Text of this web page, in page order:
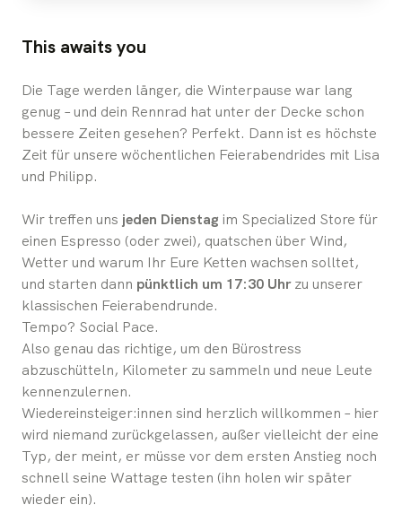
This awaits you
Die Tage werden länger, die Winterpause war lang
genug – und dein Rennrad hat unter der Decke schon
bessere Zeiten gesehen? Perfekt. Dann ist es höchste
Zeit für unsere wöchentlichen Feierabendrides mit Lisa
und Philipp.
Wir treffen uns jeden Dienstag im Specialized Store für
einen Espresso (oder zwei), quatschen über Wind,
Wetter und warum Ihr Eure Ketten wachsen solltet,
und starten dann pünktlich um 17:30 Uhrzu unserer
klassischen Feierabendrunde.
Tempo? Social Pace.
Also genau das richtige, um den Bürostress
abzuschütteln, Kilometer zu sammeln und neue Leute
kennenzulernen.
Wiedereinsteiger:innen sind herzlich willkommen – hier
wird niemand zurückgelassen, außer vielleicht der eine
Typ, der meint, er müsse vor dem ersten Anstieg noch
schnell seine Wattage testen (ihn holen wir später
wieder ein).